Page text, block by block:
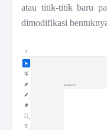
atau titik-titik baru
dimodifikasi